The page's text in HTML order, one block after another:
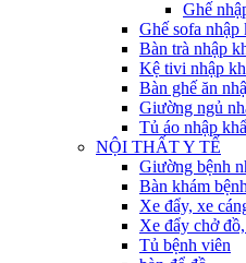
Ghế
Ghế sofa nhập
Bàn trà nhập
Kệ tivi nhập
Bàn ghế ăn
Giường ngủ
Tủ áo nhập
NỘI THẤT Y TẾ
Giường bệnh
Bàn khám bệnh
Xe đẩy, xe
Xe đẩy chở
Tủ bệnh viên